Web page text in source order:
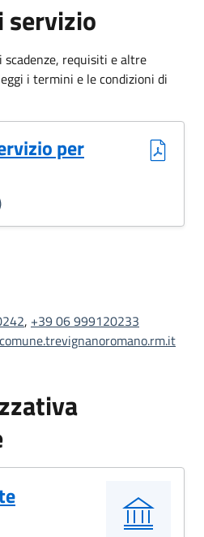
servizio
scadenze, requisiti e altre
i termini e le condizioni di
per
MB)
, +39 06 999120233